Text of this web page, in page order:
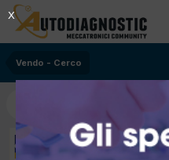
Vendo - Cerco
X